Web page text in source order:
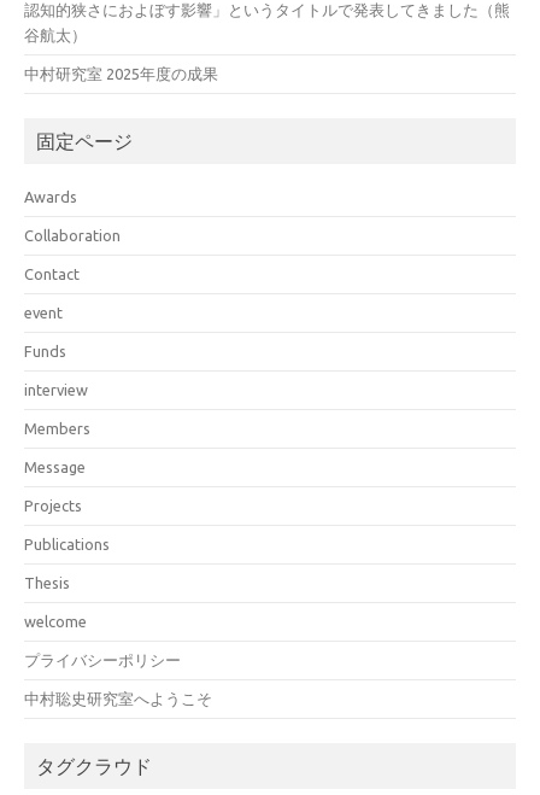
認知的狭さにおよぼす影響」というタイトルで発表してきました（熊
谷航太）
中村研究室 2025年度の成果
固定ページ
Awards
Collaboration
Contact
event
Funds
interview
Members
Message
Projects
Publications
Thesis
welcome
プライバシーポリシー
中村聡史研究室へようこそ
タグクラウド